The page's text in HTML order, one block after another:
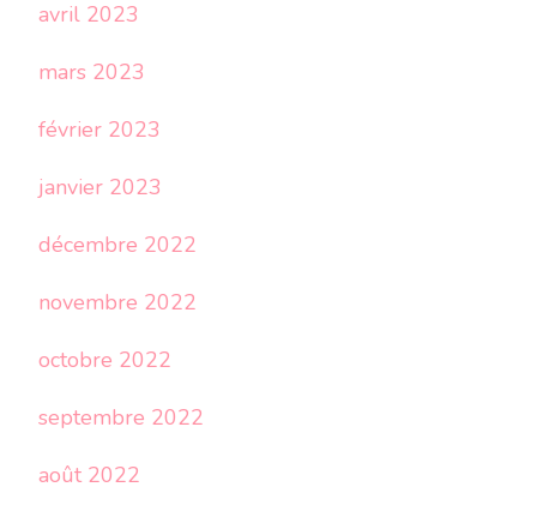
avril 2023
mars 2023
février 2023
janvier 2023
décembre 2022
novembre 2022
octobre 2022
septembre 2022
août 2022